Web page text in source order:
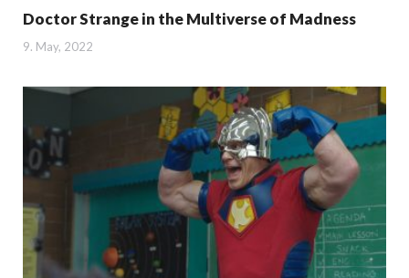
Doctor Strange in the Multiverse of Madness
9. May, 2022